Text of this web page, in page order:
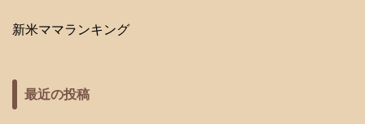
新米ママランキング
最近の投稿